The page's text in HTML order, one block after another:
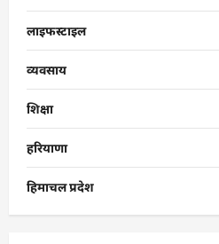
लाइफस्टाइल
व्यवसाय
शिक्षा
हरियाणा
हिमाचल प्रदेश